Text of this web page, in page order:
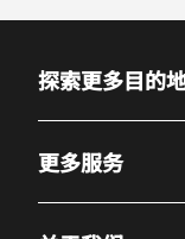
探索更多目的
更多服务